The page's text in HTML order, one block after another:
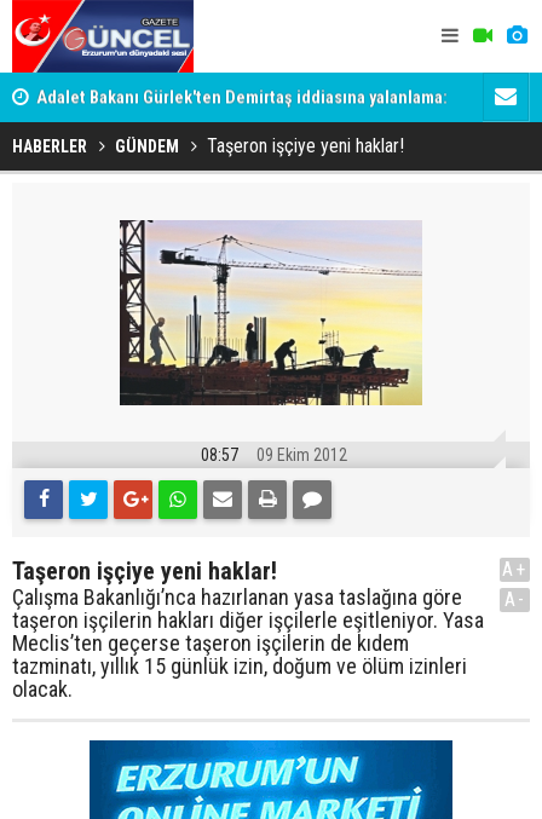
Adalet Bakanı Gürlek'ten Demirtaş iddiasına yalanlama:
Böyle bir açıklama yapmadım
Dadaş
HABERLER GÜNDEM Taşeron işçiye yeni haklar!
08:57 09 Ekim 2012
Taşeron işçiye yeni haklar!
Çalışma Bakanlığı’nca hazırlanan yasa taslağına göre
taşeron işçilerin hakları diğer işçilerle eşitleniyor. Yasa
Meclis’ten geçerse taşeron işçilerin de kıdem
tazminatı, yıllık 15 günlük izin, doğum ve ölüm izinleri
olacak.
A+
A-